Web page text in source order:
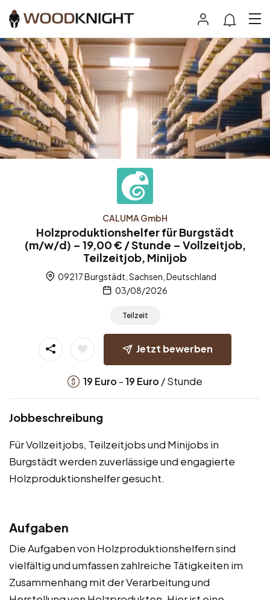
CALUMA GmbH
Holzproduktionshelfer für Burgstädt
(m/w/d) – 19,00 € / Stunde – Vollzeitjob,
Teilzeitjob, Minijob
09217 Burgstädt, Sachsen, Deutschland
03/08/2026
Teilzeit
Jetzt bewerben
19 Euro -19 Euro / Stunde
Jobbeschreibung
Für Vollzeitjobs, Teilzeitjobs und Minijobs in
Burgstädt werden zuverlässige und engagierte
Holzproduktionshelfer gesucht.
Aufgaben
Die Aufgaben von Holzproduktionshelfern sind
vielfältig und umfassen zahlreiche Tätigkeiten im
Zusammenhang mit der Verarbeitung und